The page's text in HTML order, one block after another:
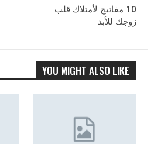
10 مفاتيح لأمتلاك قلب
زوجك للأبد
YOU MIGHT ALSO LIKE